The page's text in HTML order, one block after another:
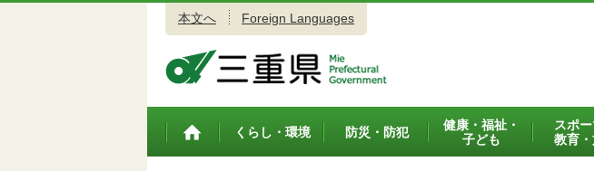
本文へ Foreign Languages
トップペ
くらし・環境 防災・防犯
健康・福祉・
子ども
スポー
教育